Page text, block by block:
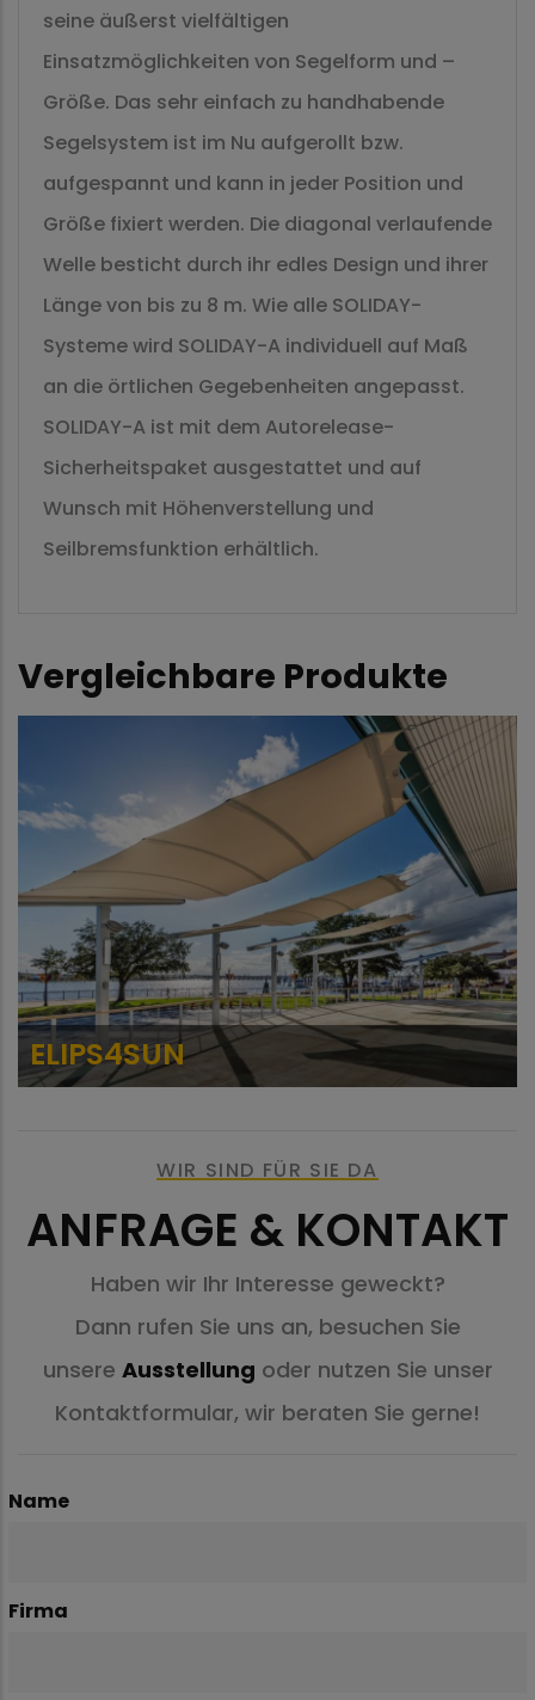
seine äußerst vielfältigen
Einsatzmöglichkeiten von Segelform und –
Größe. Das sehr einfach zu handhabende
Segelsystem ist im Nu aufgerollt bzw.
aufgespannt und kann in jeder Position und
Größe fixiert werden. Die diagonal verlaufende
Welle besticht durch ihr edles Design und ihrer
Länge von bis zu 8 m. Wie alle SOLIDAY-
Systeme wird SOLIDAY-A individuell auf Maß
an die örtlichen Gegebenheiten angepasst.
SOLIDAY-A ist mit dem Autorelease-
Sicherheitspaket ausgestattet und auf
Wunsch mit Höhenverstellung und
Seilbremsfunktion erhältlich.
Vergleichbare Produkte
WIR SIND FÜR SIE DA
ANFRAGE & KONTAKT
Haben wir Ihr Interesse geweckt?
Dann rufen Sie uns an, besuchen Sie
unsere Ausstellung oder nutzen Sie unser
Kontaktformular, wir beraten Sie gerne!
Name
Firma